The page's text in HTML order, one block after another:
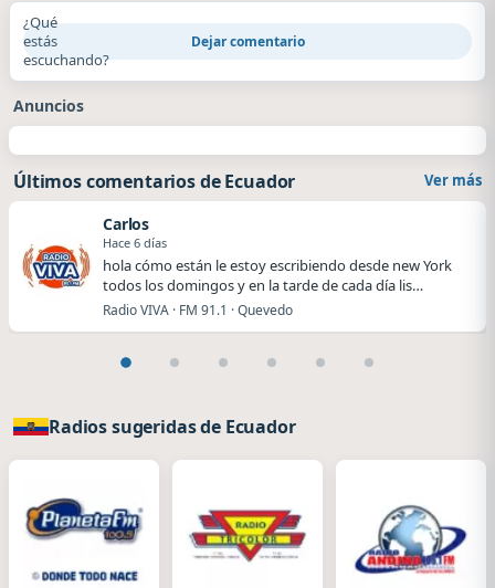
¿Qué
estás
escuchando?
Dejar comentario
Anuncios
Últimos comentarios de Ecuador Ver más
Carlos
Hace 6 días
hola cómo están le estoy escribiendo desde new York
todos los domingos y en la tarde de cada día lis…
Radio VIVA · FM 91.1 · Quevedo
Radios sugeridas de Ecuador